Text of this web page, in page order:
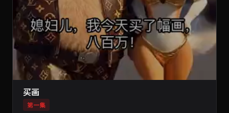
买画
第一集